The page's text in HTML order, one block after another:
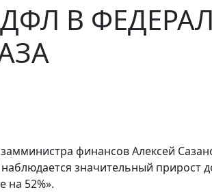
В
финансов Алексей
значительный прирост
на 52%».